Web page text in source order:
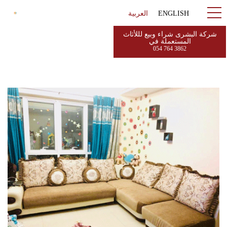
العربية ENGLISH
شركة البشرى شراء وبيع لللأثاث
المستعملة في
054 764 3862